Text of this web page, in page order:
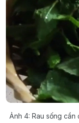
Ảnh 4: Rau sống